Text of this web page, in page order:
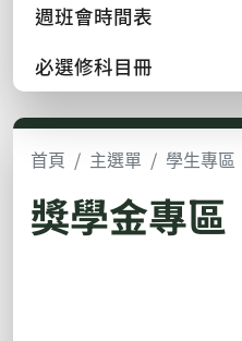
週班會時間表
必選修科目冊
首頁 主選單 學生專區
獎學金專區